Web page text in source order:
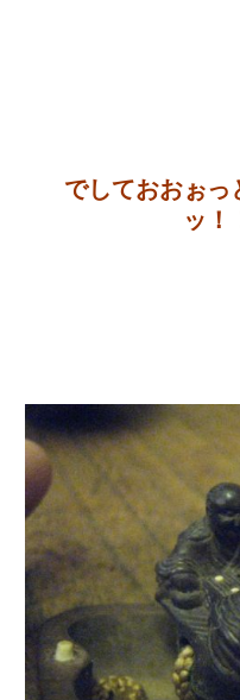
でしておおぉっ
ッ！